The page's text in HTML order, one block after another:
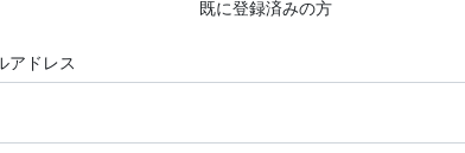
既に登録済みの方
アドレス